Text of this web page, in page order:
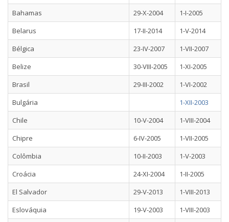
Bahamas
29-X-2004
1-I-2005
Belarus
17-II-2014
1-V-2014
Bélgica
23-IV-2007
1-VII-2007
Belize
30-VIII-2005
1-XI-2005
Brasil
29-III-2002
1-VI-2002
Bulgária
1-XII-2003
Chile
10-V-2004
1-VIII-2004
Chipre
6-IV-2005
1-VII-2005
Colômbia
10-II-2003
1-V-2003
Croácia
24-XI-2004
1-II-2005
El Salvador
29-V-2013
1-VIII-2013
Eslováquia
19-V-2003
1-VIII-2003